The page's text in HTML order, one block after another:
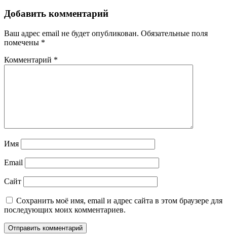
Добавить комментарий
Ваш адрес email не будет опубликован. Обязательные поля
помечены *
Комментарий *
Имя
Email
Сайт
Сохранить моё имя, email и адрес сайта в этом браузере для
последующих моих комментариев.